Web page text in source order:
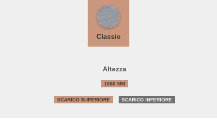
Classic
Altezza
1680 MM
SCARICO SUPERIORE SCARICO INFERIORE